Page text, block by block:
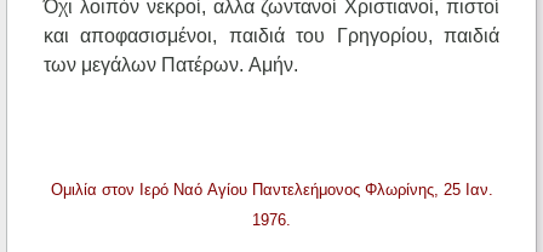
Όχι λοιπόν νεκροί, αλλα ζωντανοί Xριστιανοί, πιστοί
και αποφασισμένοι, παιδιά του Γρηγορίου, παιδιά
των μεγάλων Πατέρων. Aμήν.
Ομιλία στον Iερό Nαό Aγίου Παντελεήμονος Φλωρίνης, 25 Ιαν.
1976.